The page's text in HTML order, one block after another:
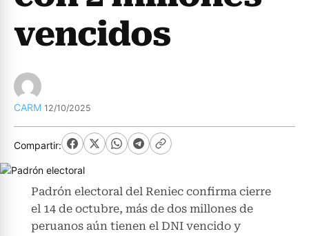
vencidos
CARM 12/10/2025
Compartir:
Padrón electoral del Reniec confirma cierre
el 14 de octubre, más de dos millones de
peruanos aún tienen el DNI vencido y